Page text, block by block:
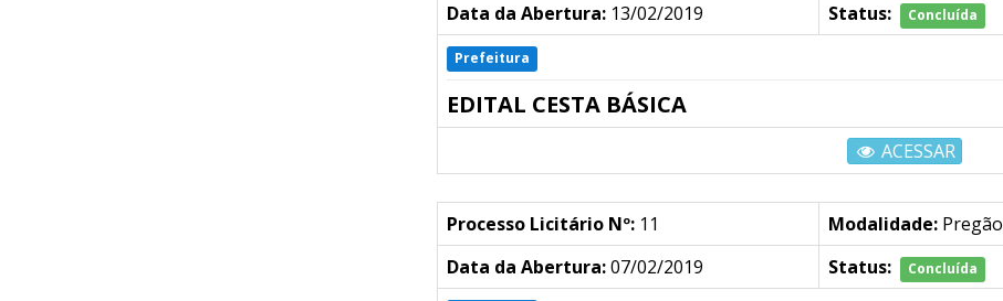
Data da Abertura:13/02/2019 Status: Concluída
Prefeitura
EDITAL CESTA BÁSICA
ACESSAR
Processo Licitário Nº:11 Modalidade:Pregão
Data da Abertura:07/02/2019 Status: Concluída